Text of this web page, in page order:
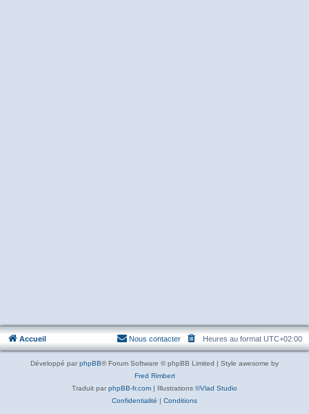
Accueil Heures au format UTC+02:00
Nous contacter
Développé par phpBB® Forum Software © phpBB Limited | Style awesome by
Fred Rimbert
Traduit par phpBB-fr.com | Illustrations ©Vlad Studio
Confidentialité | Conditions